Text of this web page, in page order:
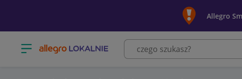
Allegro
Otwórz menu z kategoriami